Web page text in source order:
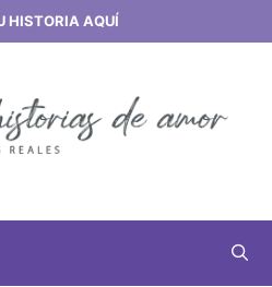
HISTORIA AQUÍ